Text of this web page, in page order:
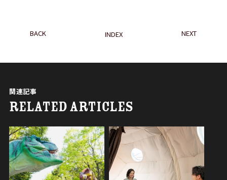
BACK INDEX NEXT
関連記事
RELATED ARTICLES